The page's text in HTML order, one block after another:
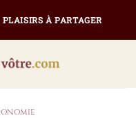
À PARTAGER